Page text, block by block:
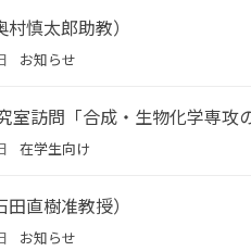
慎太郎助教）
お知らせ
室訪問「合成・生物化学専攻
在学生向け
直樹准教授）
お知らせ